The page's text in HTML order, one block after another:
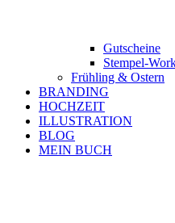
Gutscheine
Stempel-
Frühling & Ostern
BRANDING
HOCHZEIT
ILLUSTRATION
BLOG
MEIN BUCH